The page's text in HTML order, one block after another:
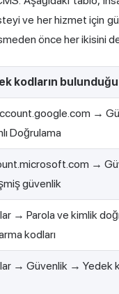
ve her hizmet için
önce her ikisini
kodların
→
Doğrulama
→
güvenlik
→ Parola ve kimlik
kodları
→ Güvenlik → Yedek